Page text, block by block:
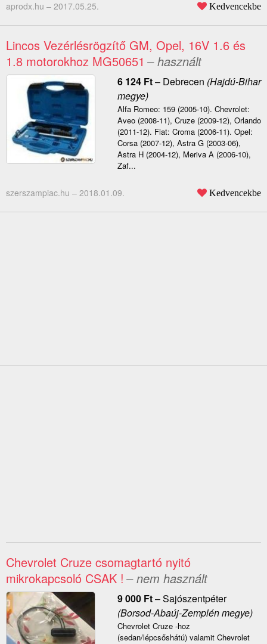
aprodx.hu – 2017.05.25. Kedvencekbe
Lincos Vezérlésrögzítő GM, Opel, 16V 1.6 és
1.8 motorokhoz MG50651 – használt
6 124 Ft– Debrecen (Hajdú-Bihar
megye)
Alfa Romeo: 159 (2005-10). Chevrolet:
Aveo (2008-11), Cruze (2009-12), Orlando
(2011-12). Fiat: Croma (2006-11). Opel:
Corsa (2007-12), Astra G (2003-06),
Astra H (2004-12), Meriva A (2006-10),
Zaf...
szerszampiac.hu – 2018.01.09. Kedvencekbe
Chevrolet Cruze csomagtartó nyitó
mikrokapcsoló CSAK ! – nem használt
9 000 Ft–Sajószentpéter
(Borsod-Abaúj-Zemplén megye)
Chevrolet Cruze -hoz
(sedan/lépcsőshátú) valamit Chevrolet